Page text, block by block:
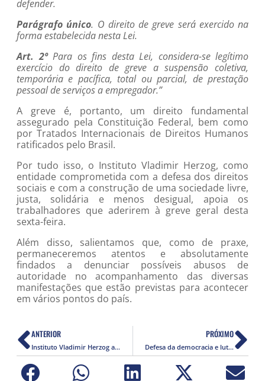
defender.
Parágrafo único. O direito de greve será exercido na
forma estabelecida nesta Lei.
Art. 2ºPara os fins desta Lei, considera-se legítimo
exercício do direito de greve a suspensão coletiva,
temporária e pacífica, total ou parcial, de prestação
pessoal de serviços a empregador.”
A greve é, portanto, um direito fundamental
assegurado pela Constituição Federal, bem como
por Tratados Internacionais de Direitos Humanos
ratificados pelo Brasil.
Por tudo isso, o Instituto Vladimir Herzog, como
entidade comprometida com a defesa dos direitos
sociais e com a construção de uma sociedade livre,
justa, solidária e menos desigual, apoia os
trabalhadores que aderirem à greve geral desta
sexta-feira.
Além disso, salientamos que, como de praxe,
permaneceremos atentos e absolutamente
findados a denunciar possíveis abusos de
autoridade no acompanhamento das diversas
manifestações que estão previstas para acontecer
em vários pontos do país.
ANTERIOR
Instituto Vladimir Herzog abre inscrições para o 9º Prêmio Jovem Jornalista Fernando Pacheco Jordão
PRÓXIMO
Defesa da democracia e luta pelos direitos da categoria marcam aniversário de 80 anos do Sindicato dos Jornalistas